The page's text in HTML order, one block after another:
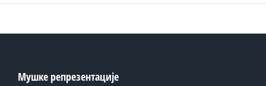
Мушке репрезентације